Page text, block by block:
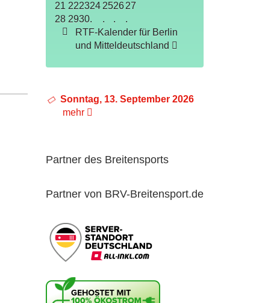
21 222324 2526 27
28 2930. . .
.
RTF-Kalender für Berlin
und Mitteldeutschland
Sonntag, 13. September 2026
mehr
Partner des Breitensports
Partner von BRV-Breitensport.de